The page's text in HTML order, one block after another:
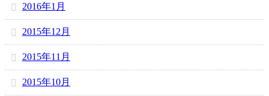
2016年1月
2015年12月
2015年11月
2015年10月